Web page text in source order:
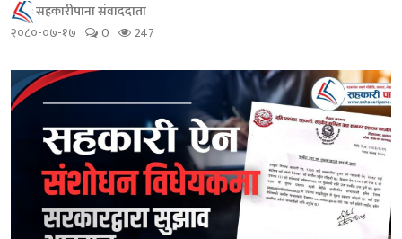
सहकारीपाना संवाददाता
२०८०-०७-१७
0 247